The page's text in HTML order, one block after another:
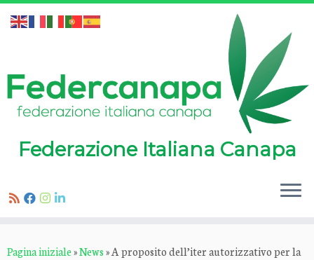
al
Federazione Italiana Canapa
Pagina iniziale»News»A proposito dell’iter autorizzativo per la